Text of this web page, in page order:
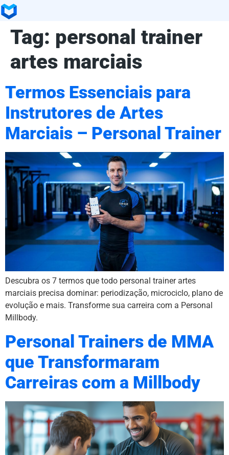
Tag: personal trainer
artes marciais
Termos Essenciais para
Instrutores de Artes
Marciais – Personal Trainer
Descubra os 7 termos que todo personal trainer artes
marciais precisa dominar: periodização, microciclo, plano de
evolução e mais. Transforme sua carreira com a Personal
Millbody.
Personal Trainers de MMA
que Transformaram
Carreiras com a Millbody